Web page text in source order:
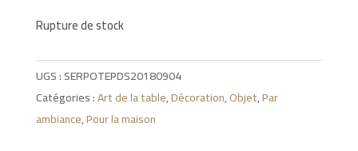
Rupture de stock
UGS :SERPOTEPDS20180904
Catégories :Art de la table,Décoration,Objet,Par
ambiance,Pour la maison